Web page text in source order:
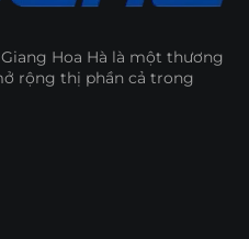
Hoa Hà là một thương
rộng thị phần cả trong